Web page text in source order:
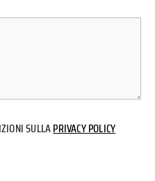
SULLAPRIVACY POLICY